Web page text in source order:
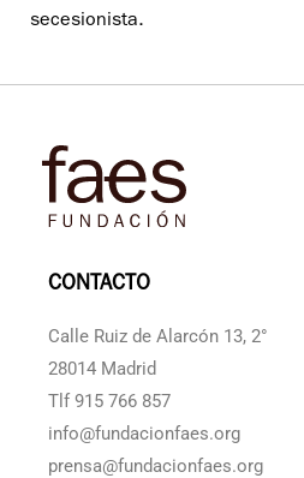
secesionista.
CONTACTO
Calle Ruiz de Alarcón 13, 2°
28014 Madrid
Tlf 915 766 857
info@fundacionfaes.org
prensa@fundacionfaes.org